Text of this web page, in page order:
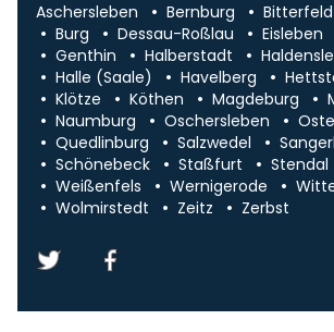
Aschersleben Bernburg
Burg
Dessau-Roßlau Eisleben
Genthin
Halberstadt
Halle (Saale)
Havelberg
Klötze
Köthen Magdeburg
Naumburg
Oschersleben
Quedlinburg
Salzwedel
Schönebeck
Staßfurt Stendal
Weißenfels
Wernigerode
Wolmirstedt
Zeitz Zerbst